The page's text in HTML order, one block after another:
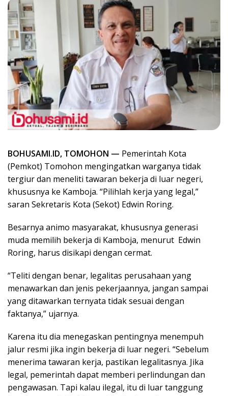
BOHUSAMI.ID, TOMOHON — Pemerintah Kota
(Pemkot) Tomohon mengingatkan warganya tidak
tergiur dan meneliti tawaran bekerja di luar negeri,
khususnya ke Kamboja. “Pilihlah kerja yang legal,”
saran Sekretaris Kota (Sekot) Edwin Roring.
Besarnya animo masyarakat, khususnya generasi
muda memilih bekerja di Kamboja, menurut Edwin
Roring, harus disikapi dengan cermat.
“Teliti dengan benar, legalitas perusahaan yang
menawarkan dan jenis pekerjaannya, jangan sampai
yang ditawarkan ternyata tidak sesuai dengan
faktanya,” ujarnya.
Karena itu dia menegaskan pentingnya menempuh
jalur resmi jika ingin bekerja di luar negeri. “Sebelum
menerima tawaran kerja, pastikan legalitasnya. Jika
legal, pemerintah dapat memberi perlindungan dan
pengawasan. Tapi kalau ilegal, itu di luar tanggung